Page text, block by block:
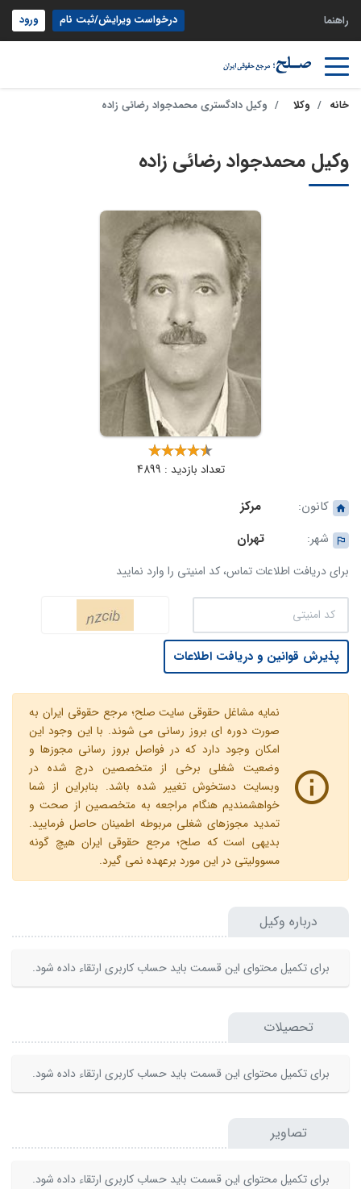
راهنما درخواست ویرایش/ثبت نام ورود
خانه وکلا وکیل دادگستری محمدجواد رضائی زاده
وکیل محمدجواد رضائی زاده
تعداد بازدید : 4899
کانون:
مرکز
شهر:
تهران
برای دریافت اطلاعات تماس، کد امنیتی را وارد نمایید
پذیرش قوانین و دریافت اطلاعات
نمایه مشاغل حقوقی سایت صلح؛ مرجع حقوقی ایران به
صورت دوره ای بروز رسانی می شوند. با این وجود این
امکان وجود دارد که در فواصل بروز رسانی مجوزها و
وضعیت شغلی برخی از متخصصین درج شده در
وبسایت دستخوش تغییر شده باشد. بنابراین از شما
خواهشمندیم هنگام مراجعه به متخصصین از صحت و
تمدید مجوزهای شغلی مربوطه اطمینان حاصل فرمایید.
بدیهی است که صلح؛ مرجع حقوقی ایران هیچ گونه
مسوولیتی در این مورد برعهده نمی گیرد.
درباره وکیل
برای تکمیل محتوای این قسمت باید حساب کاربری ارتقاء داده شود.
تحصیلات
برای تکمیل محتوای این قسمت باید حساب کاربری ارتقاء داده شود.
تصاویر
برای تکمیل محتوای این قسمت باید حساب کاربری ارتقاء داده شود.